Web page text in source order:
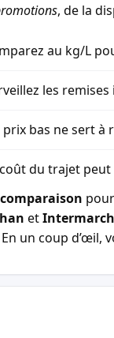
, de la
au kg/L
les
prix bas ne sert à
du trajet peut
comparaison
et
un coup d’œil,